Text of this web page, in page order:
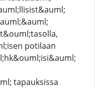
potilaan
tapauksissa